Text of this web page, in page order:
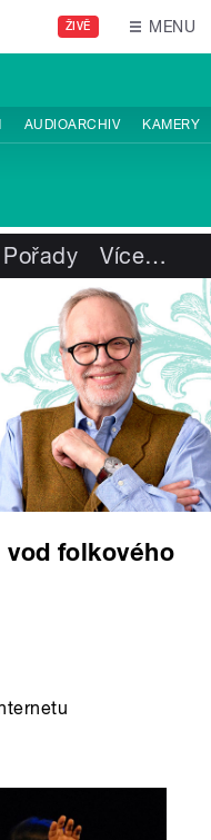
ŽIVĚ MENU
AUDIOARCHIV KAMERY
Pořady Více…
vod folkového